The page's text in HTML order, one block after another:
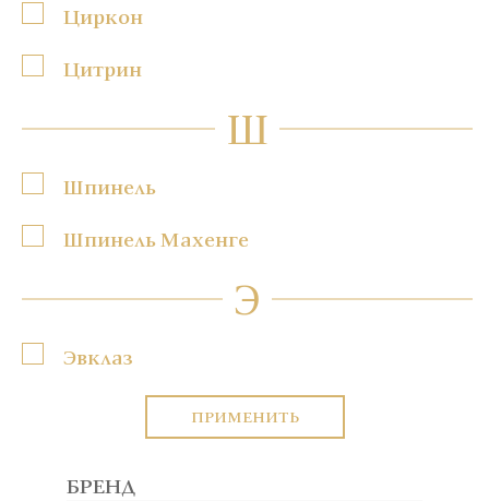
Циркон
Цитрин
Ш
Шпинель
Шпинель Махенге
Э
Эвклаз
ПРИМЕНИТЬ
БРЕНД